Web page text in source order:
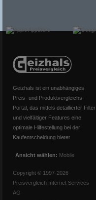
Geizhals ist ein unabhängiges
Preis- und Produktvergleichs-
Portal, das mittels detaillierter Filter
und vielfältiger Features eine
optimale Hilfestellung bei der
Kaufentscheidung bietet.
Ansicht wählen: Mobile
Copyright © 1997-2026
Preisvergleich Internet Services
AG